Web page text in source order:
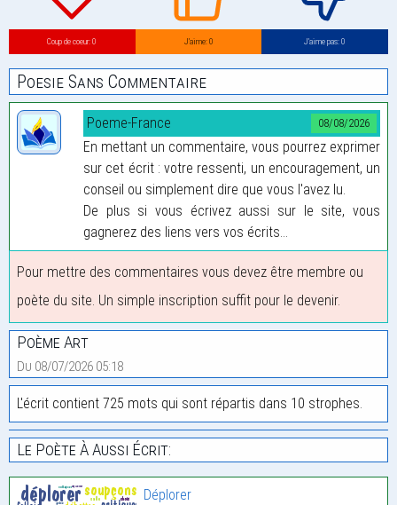
Coup de coeur: 0 J’aime: 0 J’aime pas: 0
Poesie Sans Commentaire
08/08/2026
Poeme-France
En mettant un commentaire, vous pourrez exprimer
sur cet écrit : votre ressenti, un encouragement, un
conseil ou simplement dire que vous l'avez lu.
De plus si vous écrivez aussi sur le site, vous
gagnerez des liens vers vos écrits...
Pour mettre des commentaires vous devez être membre ou
poète du site. Un simple inscription suffit pour le devenir.
Poème Art
Du 08/07/2026 05:18
L'écrit contient 725 mots qui sont répartis dans 10 strophes.
Le Poète À Aussi Écrit:
Déplorer